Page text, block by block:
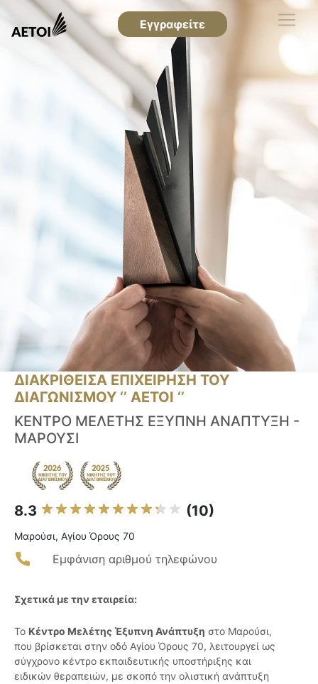
Εγγραφείτε
ΔΙΑΚΡΙΘΕΙΣΑ ΕΠΙΧΕΙΡΗΣΗ ΤΟΥ
ΔΙΑΓΩΝΙΣΜΟΥ ‘’ ΑΕΤΟΙ ‘’
ΚΕΝΤΡΟ ΜΕΛΕΤΗΣ ΕΞΥΠΝΗ ΑΝΑΠΤΥΞΗ -
ΜΑΡΟΥΣΙ
8.3 (10)
Μαρούσι, Αγίου Όρους 70
Εμφάνιση αριθμού τηλεφώνου
Σχετικά με την εταιρεία:
Το Κέντρο Μελέτης Έξυπνη Ανάπτυξη στο Μαρούσι,
που βρίσκεται στην οδό Αγίου Όρους 70, λειτουργεί ως
σύγχρονο κέντρο εκπαιδευτικής υποστήριξης και
ειδικών θεραπειών, με σκοπό την ολιστική ανάπτυξη